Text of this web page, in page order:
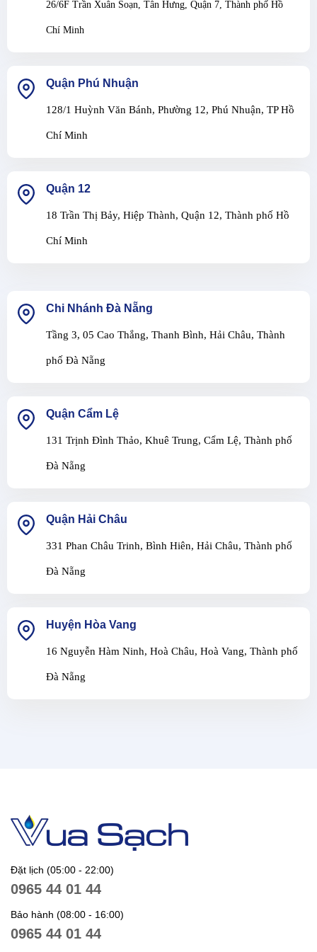
26/6F Trần Xuân Soạn, Tân Hưng, Quận 7, Thành phố Hồ
Chí Minh
Quận Phú Nhuận
128/1 Huỳnh Văn Bánh, Phường 12, Phú Nhuận, TP Hồ
Chí Minh
Quận 12
18 Trần Thị Bảy, Hiệp Thành, Quận 12, Thành phố Hồ
Chí Minh
Chi Nhánh Đà Nẵng
Tầng 3, 05 Cao Thắng, Thanh Bình, Hải Châu, Thành
phố Đà Nẵng
Quận Cẩm Lệ
131 Trịnh Đình Thảo, Khuê Trung, Cẩm Lệ, Thành phố
Đà Nẵng
Quận Hải Châu
331 Phan Châu Trinh, Bình Hiên, Hải Châu, Thành phố
Đà Nẵng
Huyện Hòa Vang
16 Nguyễn Hàm Ninh, Hoà Châu, Hoà Vang, Thành phố
Đà Nẵng
Đặt lịch (05:00 - 22:00)
0965 44 01 44
Bảo hành (08:00 - 16:00)
0965 44 01 44